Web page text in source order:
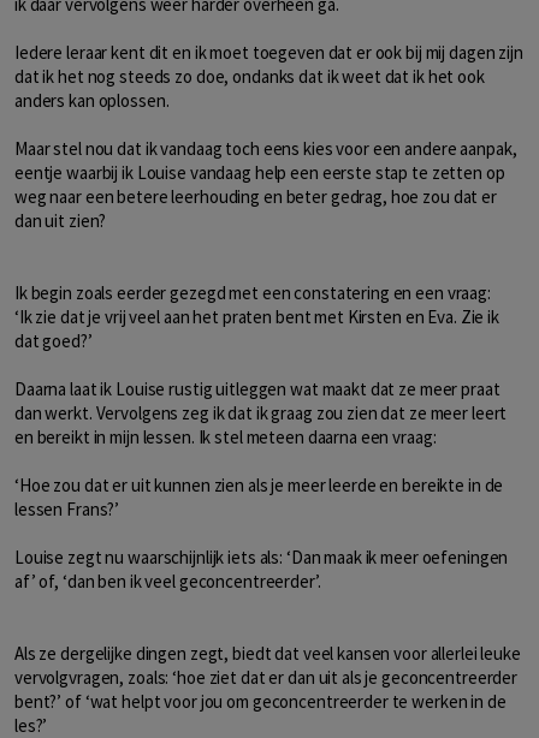
Iedere leraar kent dit en ik moet toegeven dat er ook bij mij dagen zijn
dat ik het nog steeds zo doe, ondanks dat ik weet dat ik het ook
anders kan oplossen.
Maar stel nou dat ik vandaag toch eens kies voor een andere aanpak,
eentje waarbij ik Louise vandaag help een eerste stap te zetten op
weg naar een betere leerhouding en beter gedrag, hoe zou dat er
dan uit zien?
Ik begin zoals eerder gezegd met een constatering en een vraag:
‘Ik zie dat je vrij veel aan het praten bent met Kirsten en Eva. Zie ik
dat goed?’
Daarna laat ik Louise rustig uitleggen wat maakt dat ze meer praat
dan werkt. Vervolgens zeg ik dat ik graag zou zien dat ze meer leert
en bereikt in mijn lessen. Ik stel meteen daarna een vraag:
‘Hoe zou dat er uit kunnen zien als je meer leerde en bereikte in de
lessen Frans?’
Louise zegt nu waarschijnlijk iets als: ‘Dan maak ik meer oefeningen
af’ of, ‘dan ben ik veel geconcentreerder’.
Als ze dergelijke dingen zegt, biedt dat veel kansen voor allerlei leuke
vervolgvragen, zoals: ‘hoe ziet dat er dan uit als je geconcentreerder
bent?’ of ‘wat helpt voor jou om geconcentreerder te werken in de
les?’